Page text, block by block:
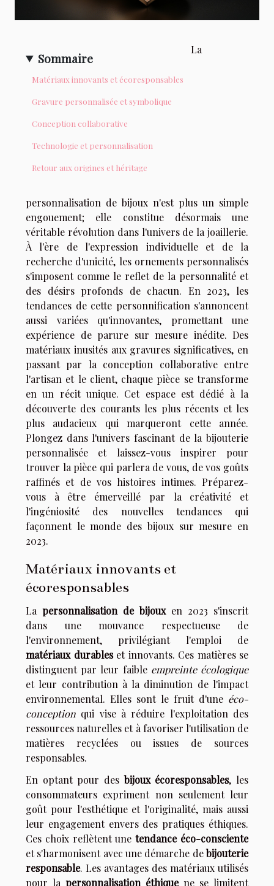
Sommaire
Matériaux innovants et écoresponsables
Gravure personnalisée et symbolique
Conception collaborative
Technologie et personnalisation
Retour aux origines et héritage
La
personnalisation de bijoux n'est plus un simple
engouement; elle constitue désormais une
véritable révolution dans l'univers de la joaillerie.
À l'ère de l'expression individuelle et de la
recherche d'unicité, les ornements personnalisés
s'imposent comme le reflet de la personnalité et
des désirs profonds de chacun. En 2023, les
tendances de cette personnification s'annoncent
aussi variées qu'innovantes, promettant une
expérience de parure sur mesure inédite. Des
matériaux inusités aux gravures significatives, en
passant par la conception collaborative entre
l'artisan et le client, chaque pièce se transforme
en un récit unique. Cet espace est dédié à la
découverte des courants les plus récents et les
plus audacieux qui marqueront cette année.
Plongez dans l'univers fascinant de la bijouterie
personnalisée et laissez-vous inspirer pour
trouver la pièce qui parlera de vous, de vos goûts
raffinés et de vos histoires intimes. Préparez-
vous à être émerveillé par la créativité et
l'ingéniosité des nouvelles tendances qui
façonnent le monde des bijoux sur mesure en
2023.
Matériaux innovants et
écoresponsables
La personnalisation de bijouxen 2023 s'inscrit
dans une mouvance respectueuse de
l'environnement, privilégiant l'emploi de
matériaux durableset innovants. Ces matières se
distinguent par leur faible empreinte écologique
et leur contribution à la diminution de l'impact
environnemental. Elles sont le fruit d'une éco-
conception qui vise à réduire l'exploitation des
ressources naturelles et à favoriser l'utilisation de
matières recyclées ou issues de sources
responsables.
En optant pour desbijoux écoresponsables, les
consommateurs expriment non seulement leur
goût pour l'esthétique et l'originalité, mais aussi
leur engagement envers des pratiques éthiques.
Ces choix reflètent unetendance éco-consciente
et s'harmonisent avec une démarche debijouterie
responsable. Les avantages des matériaux utilisés
pour la personnalisation éthiquene se limitent